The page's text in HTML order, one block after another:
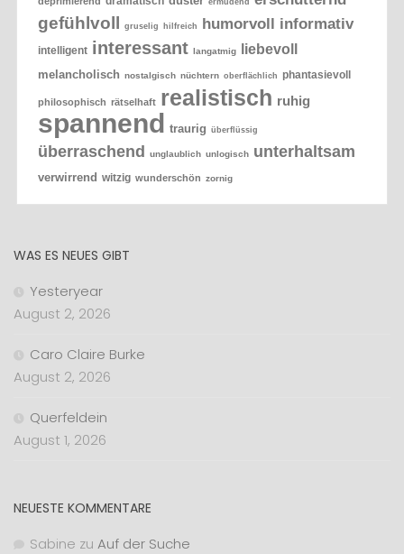
gefühlvoll gruselig hilfreich humorvoll informativ
intelligent interessant langatmig liebevoll
melancholisch nostalgisch nüchtern oberflächlich phantasievoll
philosophisch rätselhaft realistisch ruhig
spannend traurig überflüssig
überraschend unglaublich unlogisch unterhaltsam
verwirrend witzig wunderschön zornig
WAS ES NEUES GIBT
Yesteryear
August 2, 2026
Caro Claire Burke
August 2, 2026
Querfeldein
August 1, 2026
NEUESTE KOMMENTARE
Sabine zu Auf der Suche